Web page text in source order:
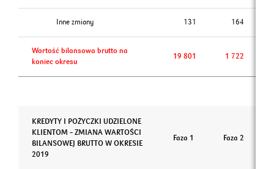
Inne zmiany 131 164
Wartość bilansowa brutto na
koniec okresu
19 801 1 722
KREDYTY I POŻYCZKI UDZIELONE
KLIENTOM – ZMIANA WARTOŚCI
BILANSOWEJ BRUTTO W OKRESIE
2019
Faza 1 Faza 2